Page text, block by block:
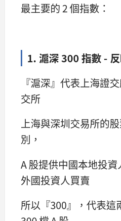
最主要的 2 個指數：
1. 滬深 300 指數 -
『滬深』代表上海證
交所
上海與深圳交易所的
別，
A 股提供中國本地投
外國投資人買賣
所以『300』，代表這